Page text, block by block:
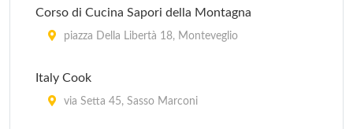
Corso di Cucina Sapori della Montagna
piazza Della Libertà 18, Monteveglio
Italy Cook
via Setta 45, Sasso Marconi